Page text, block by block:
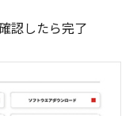
認したら完了